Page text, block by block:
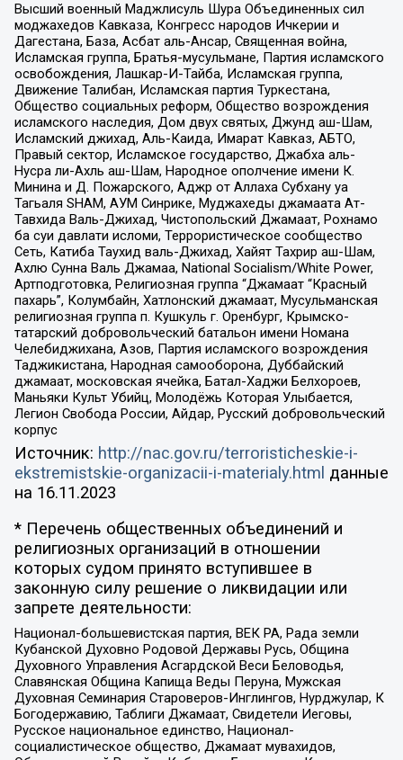
Высший военный Маджлисуль Шура Объединенных сил
моджахедов Кавказа, Конгресс народов Ичкерии и
Дагестана, База, Асбат аль-Ансар, Священная война,
Исламская группа, Братья-мусульмане, Партия исламского
освобождения, Лашкар-И-Тайба, Исламская группа,
Движение Талибан, Исламская партия Туркестана,
Общество социальных реформ, Общество возрождения
исламского наследия, Дом двух святых, Джунд аш-Шам,
Исламский джихад, Аль-Каида, Имарат Кавказ, АБТО,
Правый сектор, Исламское государство, Джабха аль-
Нусра ли-Ахль аш-Шам, Народное ополчение имени К.
Минина и Д. Пожарского, Аджр от Аллаха Субхану уа
Тагьаля SHAM, АУМ Синрике, Муджахеды джамаата Ат-
Тавхида Валь-Джихад, Чистопольский Джамаат, Рохнамо
ба суи давлати исломи, Террористическое сообщество
Сеть, Катиба Таухид валь-Джихад, Хайят Тахрир аш-Шам,
Ахлю Сунна Валь Джамаа, National Socialism/White Power,
Артподготовка, Религиозная группа “Джамаат “Красный
пахарь”, Колумбайн, Хатлонский джамаат, Мусульманская
религиозная группа п. Кушкуль г. Оренбург, Крымско-
татарский добровольческий батальон имени Номана
Челебиджихана, Азов, Партия исламского возрождения
Таджикистана, Народная самооборона, Дуббайский
джамаат, московская ячейка, Батал-Хаджи Белхороев,
Маньяки Культ Убийц, Молодёжь Которая Улыбается,
Легион Свобода России, Айдар, Русский добровольческий
корпус
Источник: http://nac.gov.ru/terroristicheskie-i-
ekstremistskie-organizacii-i-materialy.html данные
на 16.11.2023
* Перечень общественных объединений и
религиозных организаций в отношении
которых судом принято вступившее в
законную силу решение о ликвидации или
запрете деятельности:
Национал-большевистская партия, ВЕК РА, Рада земли
Кубанской Духовно Родовой Державы Русь, Община
Духовного Управления Асгардской Веси Беловодья,
Славянская Община Капища Веды Перуна, Мужская
Духовная Семинария Староверов-Инглингов, Нурджулар, К
Богодержавию, Таблиги Джамаат, Свидетели Иеговы,
Русское национальное единство, Национал-
социалистическое общество, Джамаат мувахидов,